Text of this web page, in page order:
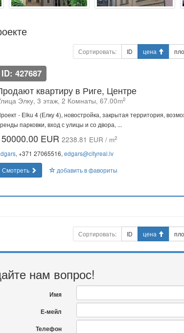
Сортировать: ID цена
ID: 427687
квартиру в Риге, Центре
Элку, 3 этаж, 2 Комнаты, 67.00m2
- Elku 4 (Елку 4), новостройка, закрытая территория,
парковки, вход с улицы и со двора, ...
EUR 2238.81 EUR / m2
, +371 27065516, edgars@cityreal.lv
Смотреть
добавить в фавориты
Сортировать: ID цена
нам вопрос!
Имя
Е-мейл
Телефон